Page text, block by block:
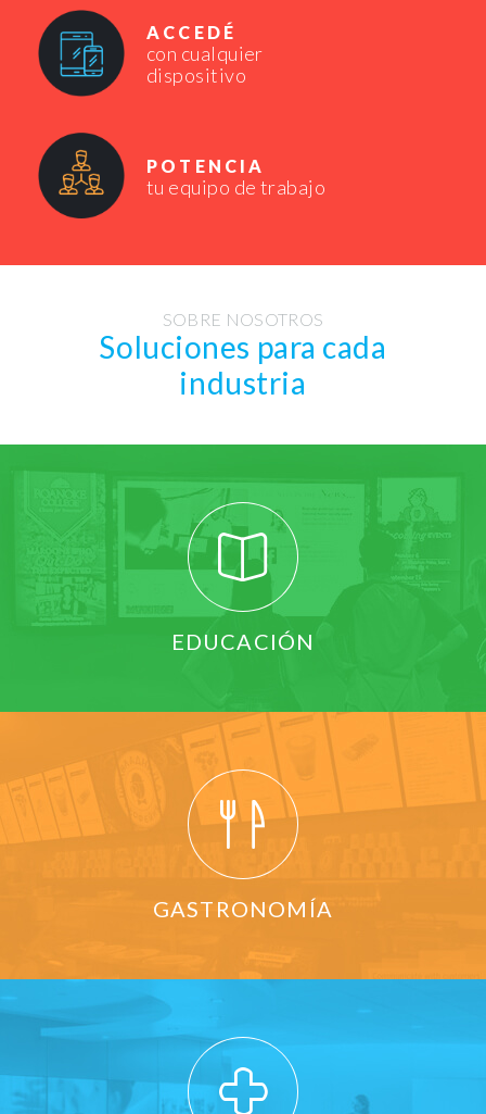
ACCEDÉ
con cualquier
dispositivo
POTENCIA
tu equipo de trabajo
SOBRE NOSOTROS
Soluciones para cada
industria
EDUCACIÓN
GASTRONOMÍA